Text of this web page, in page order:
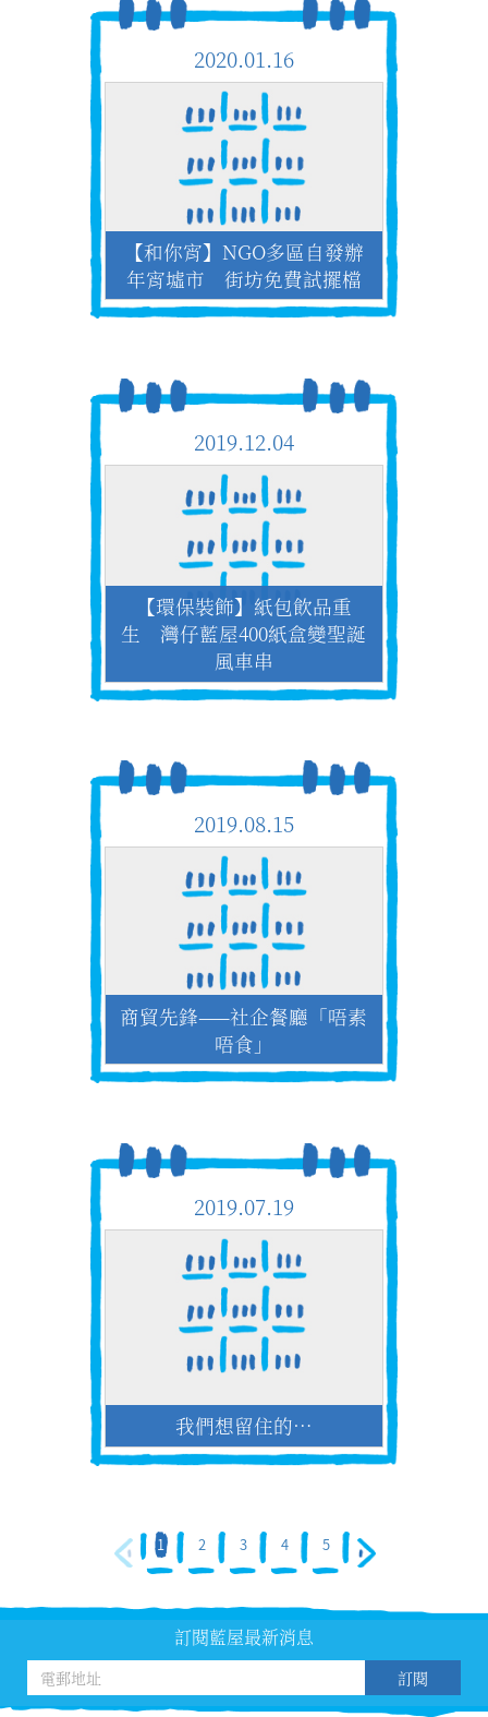
2020.01.16
【和你宵】NGO多區自發辦
年宵墟市 街坊免費試擺檔
2019.12.04
【環保裝飾】紙包飲品重
生 灣仔藍屋400紙盒變聖誕
風車串
2019.08.15
商貿先鋒——社企餐廳「唔素
唔食」
2019.07.19
我們想留住的…
1 2 3 4 5
訂閱藍屋最新消息
訂閱